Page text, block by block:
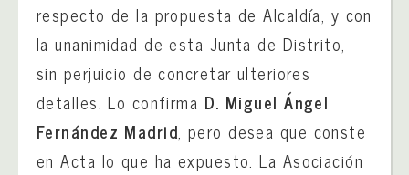
respecto de la propuesta de Alcaldía, y con
la unanimidad de esta Junta de Distrito,
sin perjuicio de concretar ulteriores
detalles. Lo confirma D. Miguel Ángel
Fernández Madrid, pero desea que conste
en Acta lo que ha expuesto. La Asociación